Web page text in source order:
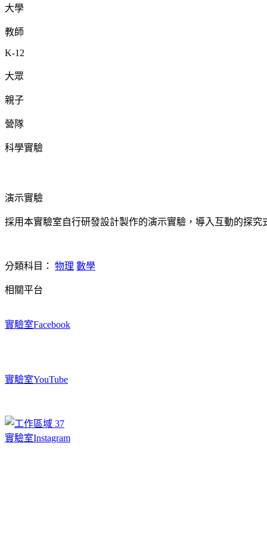
大學
教師
K-12
大眾
親子
營隊
科學實驗
演示實驗
採用本實驗室自行研發設計製作的演示實驗，導入互動的探
分類科目： 物理 數學
相關平台
實驗室Facebook
實驗室YouTube
實驗室Instagram